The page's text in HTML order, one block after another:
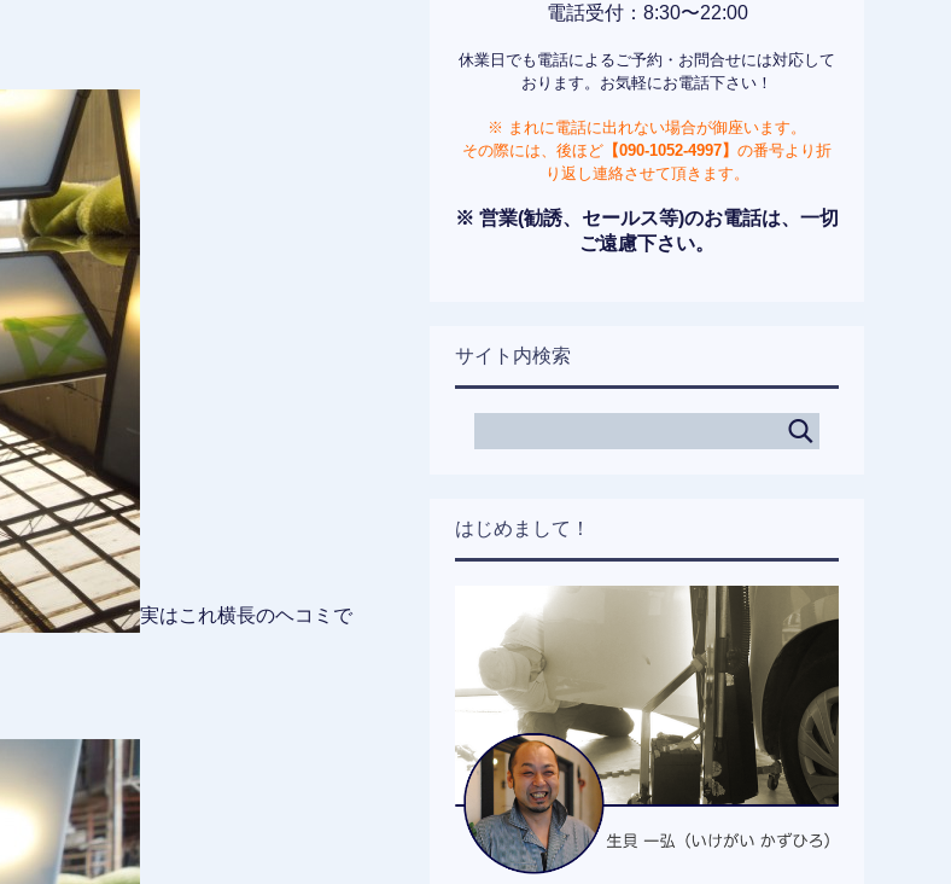
実はこれ横長のヘコミで
電話受付：8:30〜22:00
休業日でも電話によるご予約・お問合せには対応して
おります。お気軽にお電話下さい！
※ まれに電話に出れない場合が御座います。
その際には、後ほど 【090-1052-4997】 の番号より折
り返し連絡させて頂きます。
※ 営業(勧誘、セールス等)のお電話は、一切
ご遠慮下さい。
サイト内検索
はじめまして！